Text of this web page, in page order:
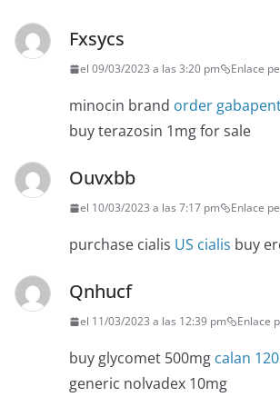
Fxsycs
el 09/03/2023 a las 3:20 pm Enlace
minocin brand order
buy terazosin 1mg for sale
Ouvxbb
el 10/03/2023 a las 7:17 pm Enlace
purchase cialis US cialis buy
Qnhucf
el 11/03/2023 a las 12:39 pm Enlace
buy glycomet 500mg calan
generic nolvadex 10mg